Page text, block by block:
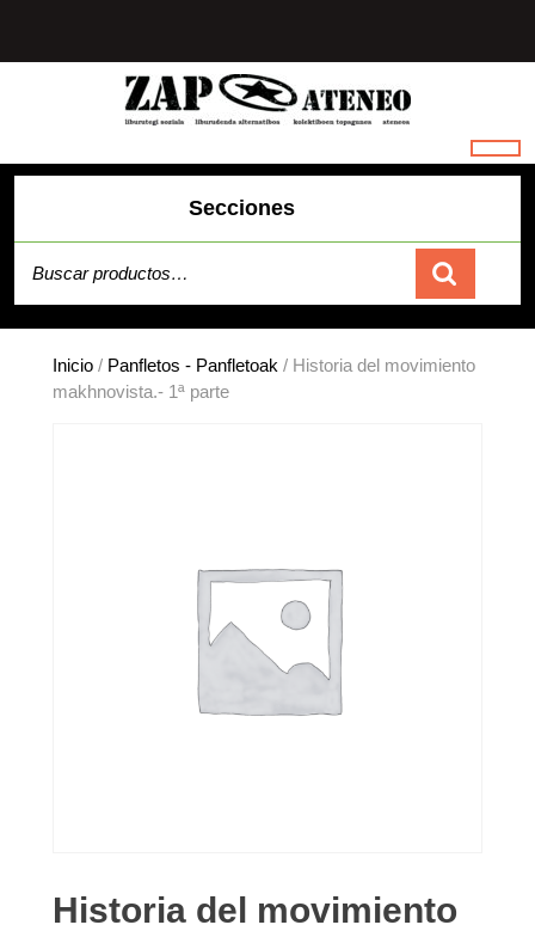
contenido
Secciones
Carrito
Inicio / Panfletos - Panfletoak / Historia del movimiento
makhnovista.- 1ª parte
Historia del movimiento